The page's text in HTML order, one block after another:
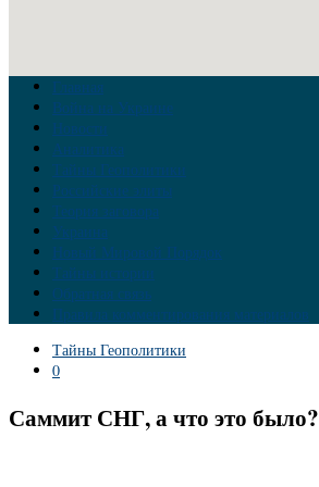
Главная
Война на Украине
Новости
Аналитика
Тайны Геополитики
Российские элиты
Теория заговора
Украина
Новый Мировой Порядок
Тайны истории
Обратная связь
Правила комментирования материалов
Тайны Геополитики
0
Саммит СНГ, а что это было?